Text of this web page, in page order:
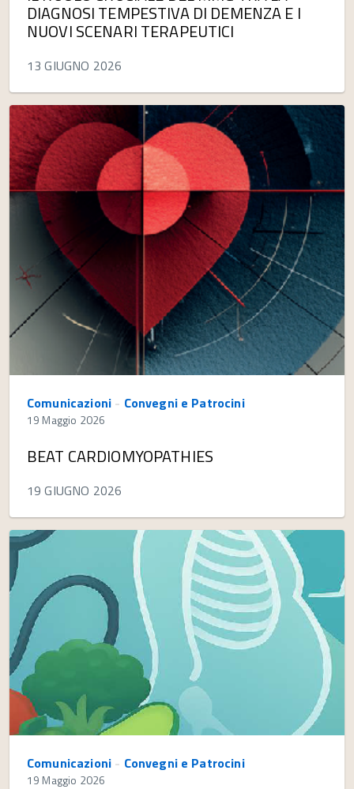
DIAGNOSI TEMPESTIVA DI DEMENZA E I
NUOVI SCENARI TERAPEUTICI
13 GIUGNO 2026
Comunicazioni - Convegni e Patrocini
19 Maggio 2026
BEAT CARDIOMYOPATHIES
19 GIUGNO 2026
Comunicazioni - Convegni e Patrocini
19 Maggio 2026